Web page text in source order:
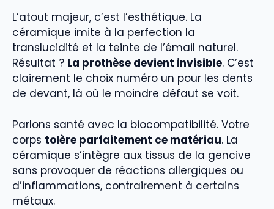
L’atout majeur, c’est l’esthétique. La
céramique imite à la perfection la
translucidité et la teinte de l’émail naturel.
Résultat ? La prothèse devient invisible. C’est
clairement le choix numéro un pour les dents
de devant, là où le moindre défaut se voit.
Parlons santé avec la biocompatibilité. Votre
corps tolère parfaitement ce matériau. La
céramique s’intègre aux tissus de la gencive
sans provoquer de réactions allergiques ou
d’inflammations, contrairement à certains
métaux.